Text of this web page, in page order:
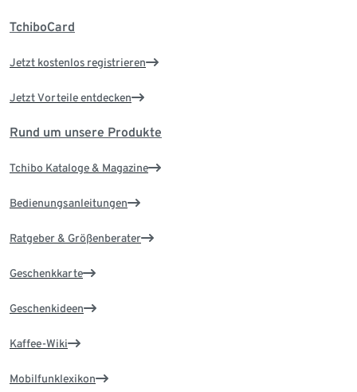
TchiboCard
Jetzt kostenlos registrieren
Jetzt Vorteile entdecken
Rund um unsere Produkte
Tchibo Kataloge & Magazine
Bedienungsanleitungen
Ratgeber & Größenberater
Geschenkkarte
Geschenkideen
Kaffee-Wiki
Mobilfunklexikon